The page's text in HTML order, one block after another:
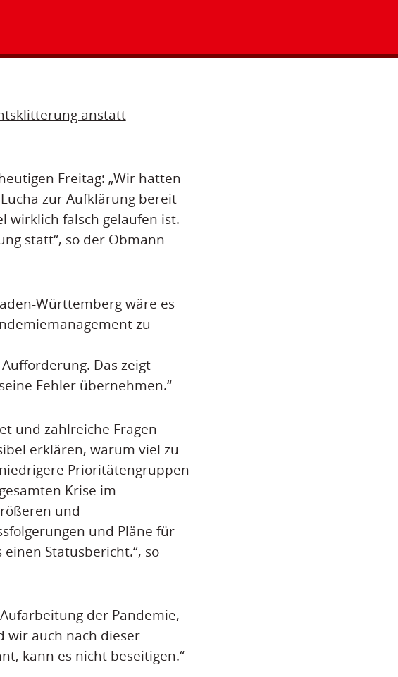
anstatt
Freitag: „Wir hatten
zur Aufklärung bereit
wirklich falsch gelaufen ist.
statt“, so der Obmann
Württemberg wäre es
zu
Das zeigt
Fehler übernehmen.“
und zahlreiche Fragen
erklären, warum viel zu
Prioritätengruppen
Krise im
und
und Pläne für
Statusbericht.“, so
der Pandemie,
wir auch nach dieser
kann es nicht beseitigen.“